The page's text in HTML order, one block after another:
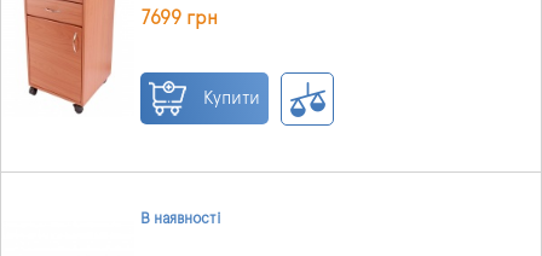
7699 грн
Купити
В наявності